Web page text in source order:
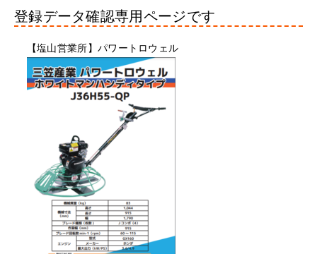
登録データ確認専用ページです
【塩山営業所】パワートロウェル